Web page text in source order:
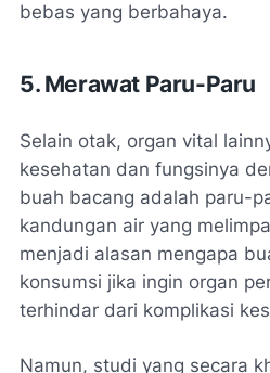
bebas yang berbahaya.
5. Merawat Paru-Paru
Selain otak, organ vital
kesehatan dan fungsinya
buah bacang adalah paru-
kandungan air yang
menjadi alasan mengapa
konsumsi jika ingin organ
terhindar dari komplikasi
Namun, studi yang secara